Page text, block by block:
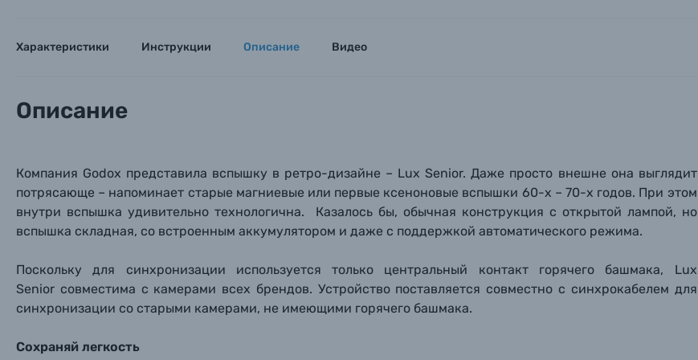
Цифровые фотоаппараты
Характеристики Инструкции Описание Видео
Описание
Компания Godox представила вспышку в ретро-дизайне – Lux Senior. Даже просто внешне она выглядит
потрясающе – напоминает старые магниевые или первые ксеноновые вспышки 60-х – 70-х годов. При этом
внутри вспышка удивительно технологична. Казалось бы, обычная конструкция с открытой лампой, но
вспышка складная, со встроенным аккумулятором и даже с поддержкой автоматического режима.
Поскольку для синхронизации используется только центральный контакт горячего башмака, Lux
Senior совместима с камерами всех брендов. Устройство поставляется совместно с синхрокабелем для
синхронизации со старыми камерами, не имеющими горячего башмака.
Сохраняй легкость